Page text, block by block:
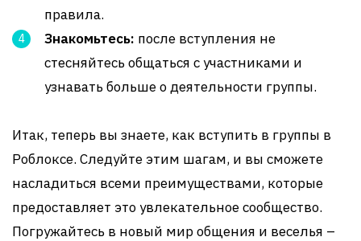
правила.
Знакомьтесь: после вступления не
стесняйтесь общаться с участниками и
узнавать больше о деятельности группы.
Итак, теперь вы знаете, как вступить в группы в
Роблоксе. Следуйте этим шагам, и вы сможете
насладиться всеми преимуществами, которые
предоставляет это увлекательное сообщество.
Погружайтесь в новый мир общения и веселья –